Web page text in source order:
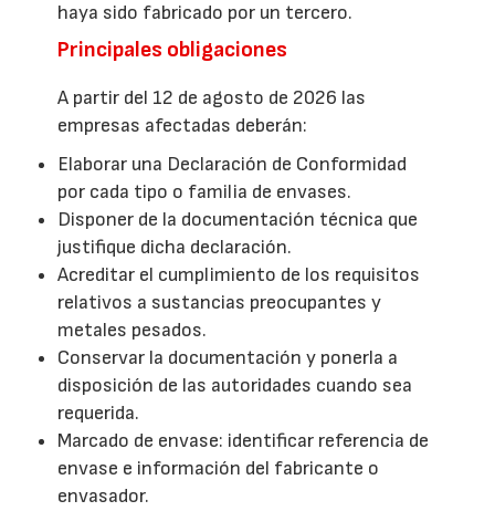
haya sido fabricado por un tercero.
Principales obligaciones
A partir del 12 de agosto de 2026 las
empresas afectadas deberán:
Elaborar una Declaración de Conformidad
por cada tipo o familia de envases.
Disponer de la documentación técnica que
justifique dicha declaración.
Acreditar el cumplimiento de los requisitos
relativos a sustancias preocupantes y
metales pesados.
Conservar la documentación y ponerla a
disposición de las autoridades cuando sea
requerida.
Marcado de envase: identificar referencia de
envase e información del fabricante o
envasador.